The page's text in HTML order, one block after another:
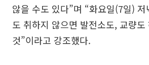
않을 수도 있다”며 “화요일(7일)
도 취하지 않으면 발전소도, 교량
것”이라고 강조했다.